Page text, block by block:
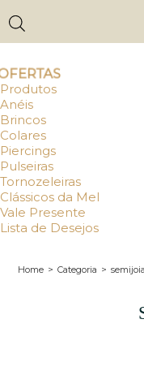
OFERTAS
Produtos
Anéis
Brincos
Colares
Piercings
Pulseiras
Tornozeleiras
Clássicos da Mel
Vale Presente
Lista de Desejos
Home > Categoria > semijoia